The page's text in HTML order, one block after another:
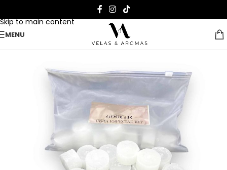
Skip to main content
MENU